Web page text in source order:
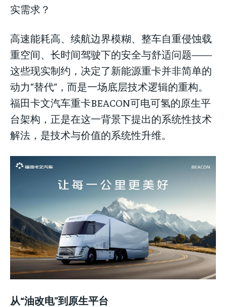
LIFESTYLE
LIFESTYLE
实需求？
高速能耗高、续航边界模糊、整车自重侵蚀载
重空间、长时间驾驶下的安全与舒适问题——
这些现实制约，决定了新能源重卡并非简单的
动力“替代”，而是一场底层技术逻辑的重构。
福田卡文汽车重卡BEACON可电可氢的原生平
台架构，正是在这一背景下提出的系统性技术
解法，是技术与价值的系统性升维。
从“油改电”到原生平台